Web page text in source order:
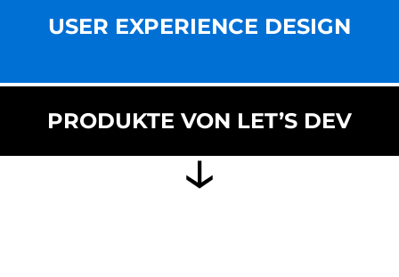
USER EXPERIENCE DESIGN
PRODUKTE VON LET’S DEV